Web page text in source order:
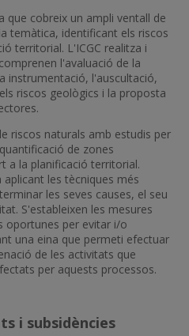
que cobreix un ampli ventall de
temàtica, identificant els riscos
territorial. L'ICGC realitza i
l'avaluació de la
instrumentació, l'auscultació,
riscos geològics i la proposta
riscos naturals amb estudis per
de zones
a la planificació territorial.
aplicant les tècniques més
les seves causes, el seu
S'estableixen les mesures
oportunes per evitar i/o
una eina que permeti efectuar
de les activitats que
per aquests processos.
i subsidències